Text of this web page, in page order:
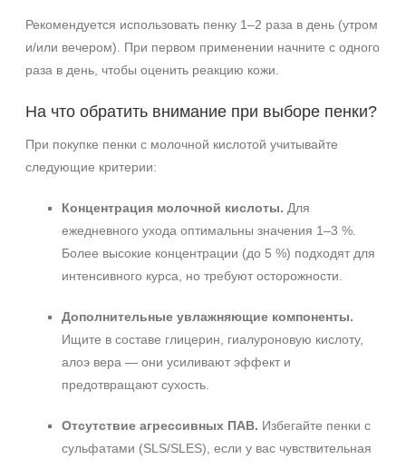
Рекомендуется использовать пенку 1–2 раза в день (утром
и/или вечером). При первом применении начните с одного
раза в день, чтобы оценить реакцию кожи.
На что обратить внимание при выборе пенки?
При покупке пенки с молочной кислотой учитывайте
следующие критерии:
Концентрация молочной кислоты. Для
ежедневного ухода оптимальны значения 1–3 %.
Более высокие концентрации (до 5 %) подходят для
интенсивного курса, но требуют осторожности.
Дополнительные увлажняющие компоненты.
Ищите в составе глицерин, гиалуроновую кислоту,
алоэ вера — они усиливают эффект и
предотвращают сухость.
Отсутствие агрессивных ПАВ. Избегайте пенки с
сульфатами (SLS/SLES), если у вас чувствительная